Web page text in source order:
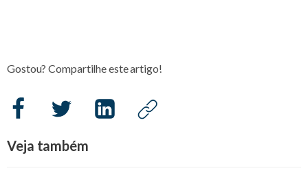
Gostou? Compartilhe este artigo!
Veja também